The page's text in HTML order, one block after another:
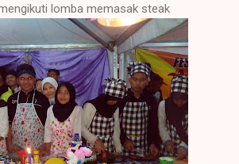
lomba memasak steak